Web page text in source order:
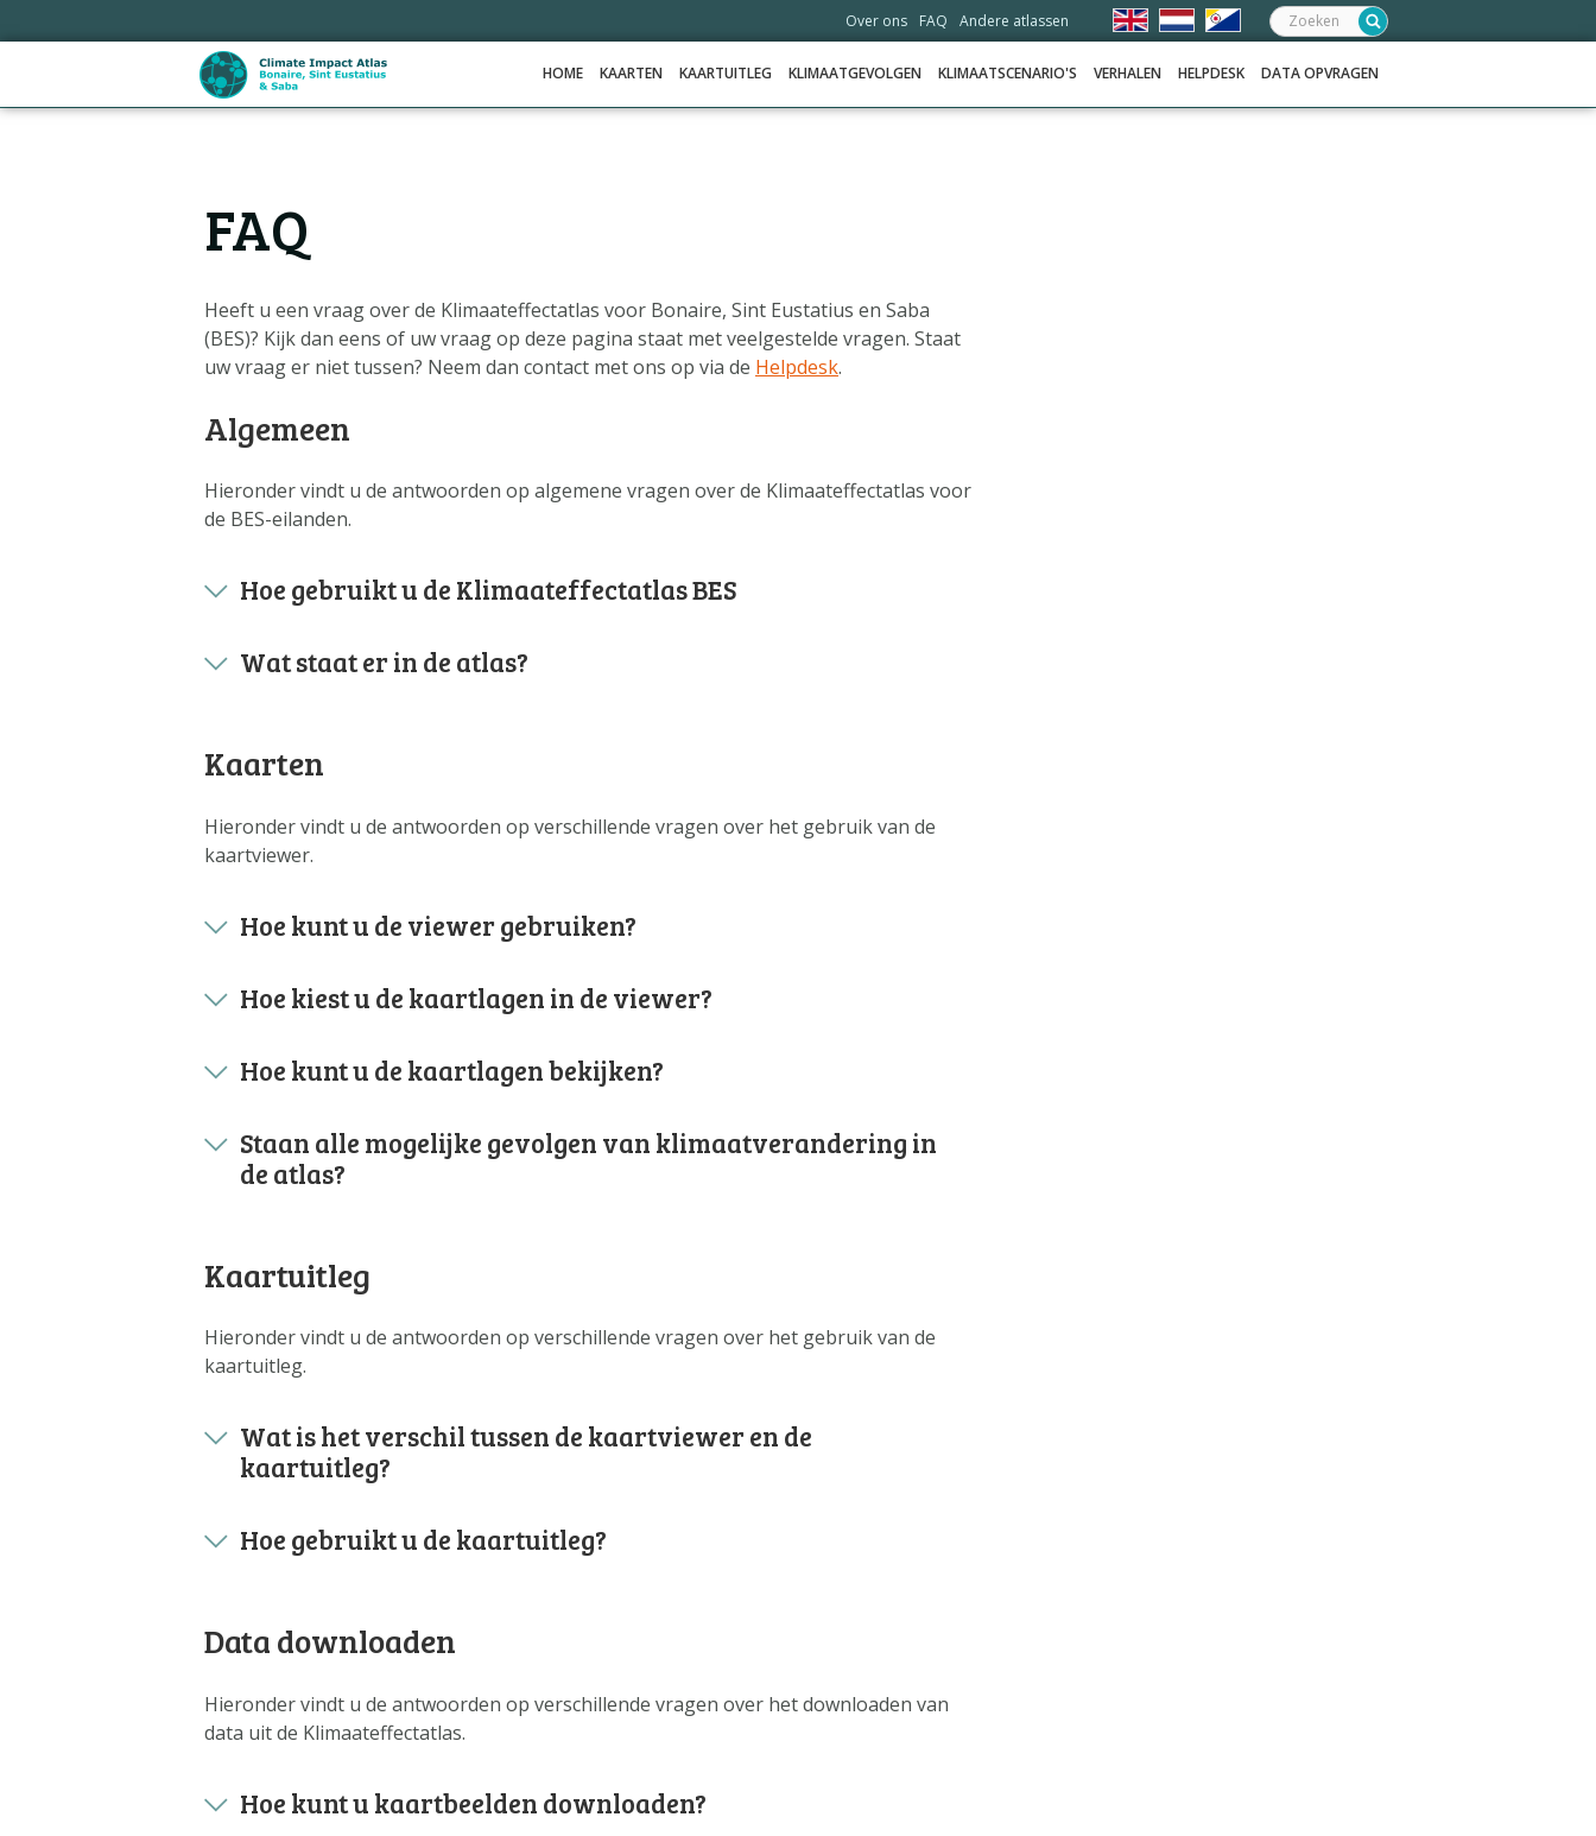
links
HOME KAARTEN KAARTUITLEG KLIMAATGEVOLGEN KLIMAATSCENARIO'S VERHALEN HELPDESK DATA OPVRAGEN
Over ons FAQ Andere atlassen Zoeken:
FAQ
Heeft u een vraag over de Klimaateffectatlas voor Bonaire, Sint Eustatius en Saba
(BES)? Kijk dan eens of uw vraag op deze pagina staat met veelgestelde vragen. Staat
uw vraag er niet tussen? Neem dan contact met ons op via de Helpdesk.
Algemeen
Hieronder vindt u de antwoorden op algemene vragen over de Klimaateffectatlas voor
de BES-eilanden.
Hoe gebruikt u de Klimaateffectatlas BES
Wat staat er in de atlas?
Kaarten
Hieronder vindt u de antwoorden op verschillende vragen over het gebruik van de
kaartviewer.
Hoe kunt u de viewer gebruiken?
Hoe kiest u de kaartlagen in de viewer?
Hoe kunt u de kaartlagen bekijken?
Staan alle mogelijke gevolgen van klimaatverandering in
de atlas?
Kaartuitleg
Hieronder vindt u de antwoorden op verschillende vragen over het gebruik van de
kaartuitleg.
Wat is het verschil tussen de kaartviewer en de
kaartuitleg?
Hoe gebruikt u de kaartuitleg?
Data downloaden
Hieronder vindt u de antwoorden op verschillende vragen over het downloaden van
data uit de Klimaateffectatlas.
Hoe kunt u kaartbeelden downloaden?
KLIMAATGEVOLGEN
KLIMAATSCENARIO'S
VERHALEN
Metanavigatie